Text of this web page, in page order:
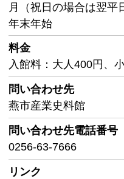
月（祝日の場合は翌平
年末年始
料金
入館料：大人400円、
問い合わせ先
燕市産業史料館
問い合わせ先電話番号
0256-63-7666
リンク